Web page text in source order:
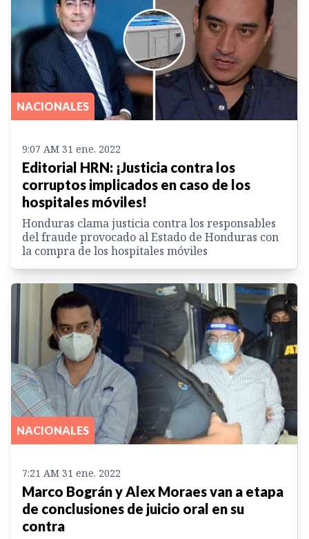
NACIONALES
9:07 AM 31 ene. 2022
Editorial HRN: ¡Justicia contra los
corruptos implicados en caso de los
hospitales móviles!
Honduras clama justicia contra los responsables
del fraude provocado al Estado de Honduras con
la compra de los hospitales móviles
NACIONALES
7:21 AM 31 ene. 2022
Marco Bográn y Alex Moraes van a etapa
de conclusiones de juicio oral en su
contra